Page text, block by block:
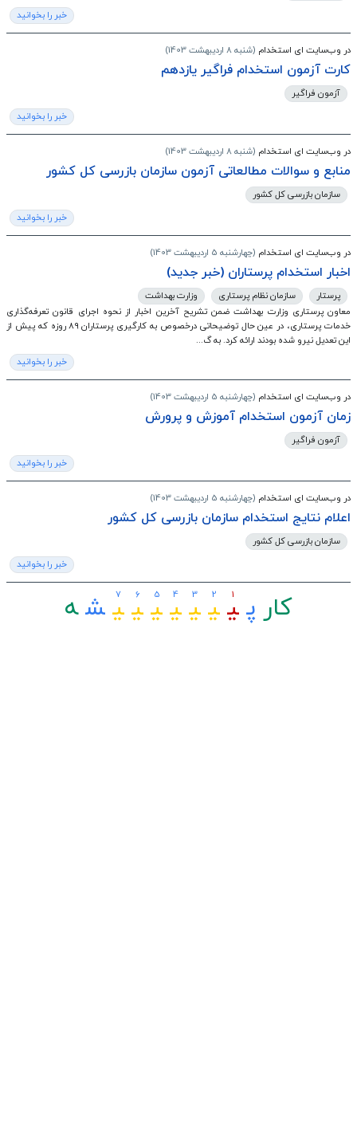
خبر را بخوانید
در وب‌سایت ای استخدام (شنبه 8 اردیبهشت 1403)
کارت آزمون استخدام فراگیر یازدهم
آزمون فراگیر
خبر را بخوانید
در وب‌سایت ای استخدام (شنبه 8 اردیبهشت 1403)
منابع و سوالات مطالعاتی آزمون سازمان بازرسی کل کشور
سازمان بازرسی کل کشور
خبر را بخوانید
در وب‌سایت ای استخدام (چهارشنبه 5 اردیبهشت 1403)
اخبار استخدام پرستاران (خبر جدید)
پرستار سازمان نظام پرستاری
وزارت بهداشت
معاون پرستاری وزارت بهداشت ضمن تشریح آخرین اخبار از نحوه اجرای قانون تعرفه‌گذاری
خدمات پرستاری، در عین حال توضیحاتی درخصوص به کارگیری پرستاران ۸۹ روزه که پیش از
این تعدیل نیرو شده بودند ارائه کرد. به گ...
خبر را بخوانید
در وب‌سایت ای استخدام (چهارشنبه 5 اردیبهشت 1403)
زمان آزمون استخدام آموزش و پرورش
آزمون فراگیر
خبر را بخوانید
در وب‌سایت ای استخدام (چهارشنبه 5 اردیبهشت 1403)
اعلام نتایج استخدام سازمان بازرسی کل کشور
سازمان بازرسی کل کشور
خبر را بخوانید
کار ﭘ 1
ﯿ 2
ﯿ 3
ﯿ 4
ﯿ 5
ﯿ 6
ﯿ 7
ﯿ ﺸ ﻪ